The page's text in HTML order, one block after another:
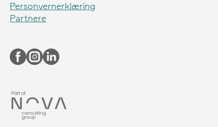
Personvernerklæring
Partnere